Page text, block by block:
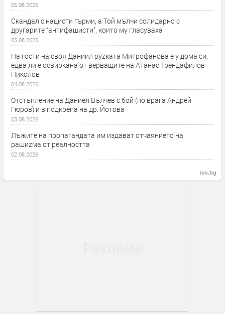
06.08.2026
Скандал с нацисти гърми, а Той мълчи солидарно с
другарите “антифашисти”, които му гласуваха
05.08.2026
На гости на своя Даниил руzката Митрофанова е у дома си,
едва ли е освиркана от верващите на Атанас Трендафилов
Николов
04.08.2026
Отстъпление на Даниел Вълчев с бой (по врага Андрей
Гюров) и в подкрепа на др. Йотова
03.08.2026
Лъжите на пропагандата им издават отчаянието на
рашиzма от реалността
02.08.2026
ivo.bg